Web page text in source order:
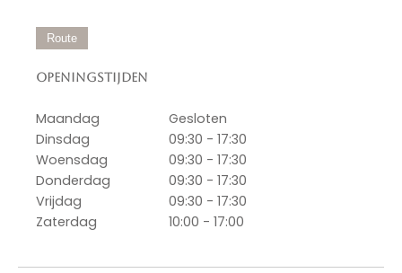
Route
Openingstijden
Maandag
Gesloten
Dinsdag
09:30 - 17:30
Woensdag
09:30 - 17:30
Donderdag
09:30 - 17:30
Vrijdag
09:30 - 17:30
Zaterdag
10:00 - 17:00